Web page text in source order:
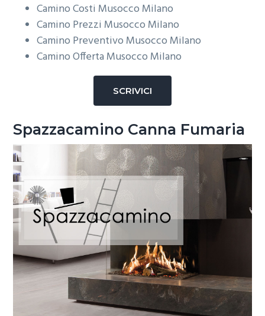
Camino Costi Musocco Milano
Camino Prezzi Musocco Milano
Camino Preventivo Musocco Milano
Camino Offerta Musocco Milano
SCRIVICI
Spazzacamino Canna Fumaria